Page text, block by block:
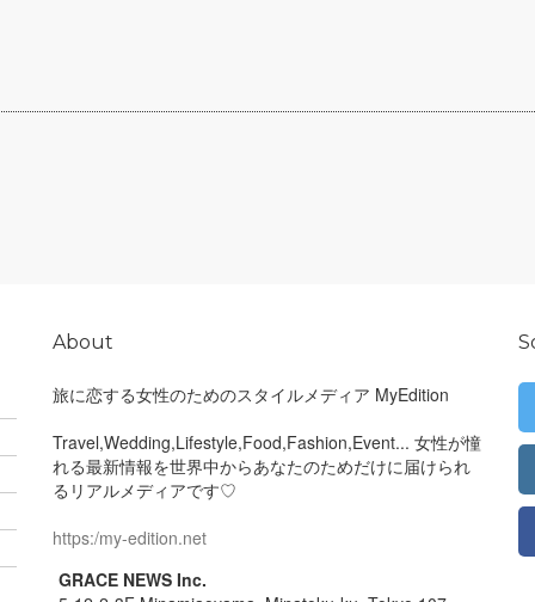
About
旅に恋する女性のためのスタイルメディア MyEdition
Travel,Wedding,Lifestyle,Food,Fashion,Event... 女性が憧
れる最新情報を世界中からあなたのためだけに届けられ
るリアルメディアです♡
https:/my-edition.net
GRACE NEWS Inc.